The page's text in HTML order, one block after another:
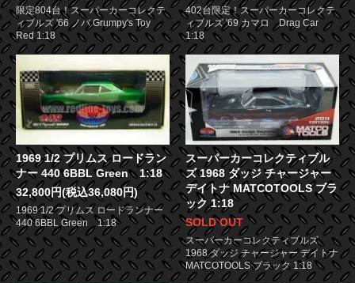
限定804台！スーパーカーコレクテ
ィブルズ '66 ノバ Grumpy's Toy
Red 1:18
402台限定！スーパーカーコレクテ
ィブルズ '69 カマロ Drag Car
1:18
1969 1/2 プリムス ロードラン
ナー 440 6BBL Green 1:18
32,800円(税込36,080円)
1969 1/2 プリムス ロードランナー
440 6BBL Green 1:18
スーパーカーコレクティブル
ズ 1968 ダッジ チャージャー
デイトナ MATCOTOOLS ブラ
ック 1:18
SOLD OUT
スーパーカーコレクティブルズ
1968 ダッジ チャージャー デイトナ
MATCOTOOLS ブラック 1:18